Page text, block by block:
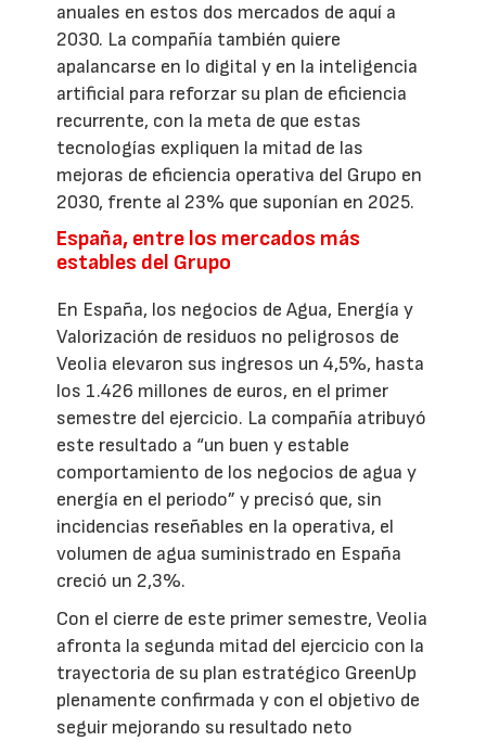
anuales en estos dos mercados de aquí a
2030. La compañía también quiere
apalancarse en lo digital y en la inteligencia
artificial para reforzar su plan de eficiencia
recurrente, con la meta de que estas
tecnologías expliquen la mitad de las
mejoras de eficiencia operativa del Grupo en
2030, frente al 23% que suponían en 2025.
España, entre los mercados más
estables del Grupo
En España, los negocios de Agua, Energía y
Valorización de residuos no peligrosos de
Veolia elevaron sus ingresos un 4,5%, hasta
los 1.426 millones de euros, en el primer
semestre del ejercicio. La compañía atribuyó
este resultado a “un buen y estable
comportamiento de los negocios de agua y
energía en el periodo” y precisó que, sin
incidencias reseñables en la operativa, el
volumen de agua suministrado en España
creció un 2,3%.
Con el cierre de este primer semestre, Veolia
afronta la segunda mitad del ejercicio con la
trayectoria de su plan estratégico GreenUp
plenamente confirmada y con el objetivo de
seguir mejorando su resultado neto